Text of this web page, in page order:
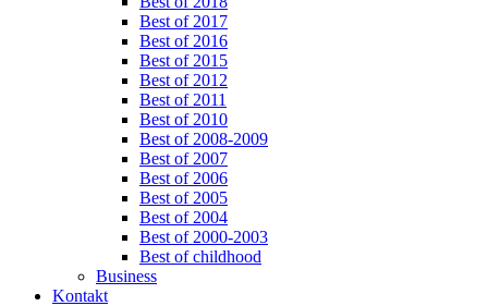
Best of 2017
Best of 2016
Best of 2015
Best of 2012
Best of 2011
Best of 2010
Best of 2008-2009
Best of 2007
Best of 2006
Best of 2005
Best of 2004
Best of 2000-2003
Best of childhood
Business
Kontakt